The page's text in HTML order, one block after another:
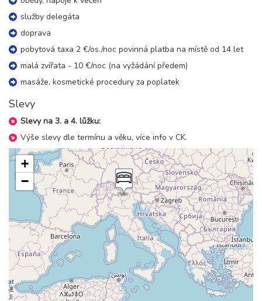
služby delegáta
doprava
pobytová taxa 2 €/os./noc povinná platba na místě od 14 let
malá zvířata - 10 €/noc (na vyžádání předem)
masáže, kosmetické procedury za poplatek
Slevy
Slevy na 3. a 4. lůžku:
Výše slevy dle termínu a věku, více info v CK.
+
−